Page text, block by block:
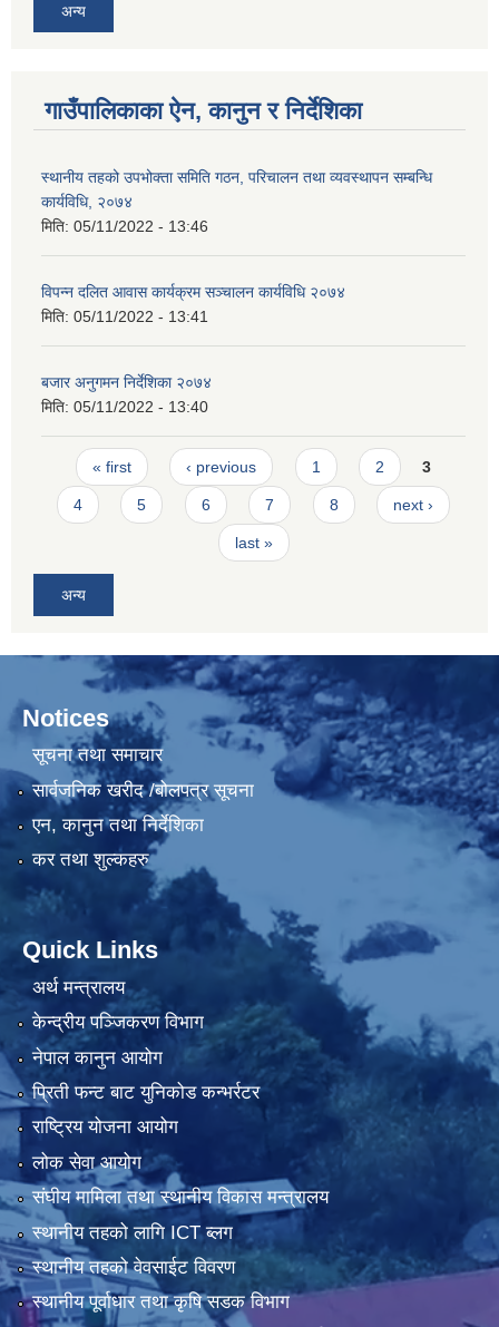
अन्य
गाउँपालिकाका ऐन, कानुन र निर्देशिका
स्थानीय तहको उपभोक्ता समिति गठन, परिचालन तथा व्यवस्थापन सम्बन्धि
कार्यविधि, २०७४
मिति: 05/11/2022 - 13:46
विपन्न दलित आवास कार्यक्रम सञ्चालन कार्यविधि २०७४
मिति: 05/11/2022 - 13:41
बजार अनुगमन निर्देशिका २०७४
मिति: 05/11/2022 - 13:40
Pages
« first ‹ previous 1 2 3
4 5 6 7 8 next ›
last »
अन्य
Notices
सूचना तथा समाचार
सार्वजनिक खरीद /बोलपत्र सूचना
एन, कानुन तथा निर्देशिका
कर तथा शुल्कहरु
Quick Links
अर्थ मन्त्रालय
केन्द्रीय पञ्जिकरण विभाग
नेपाल कानुन आयोग
प्रिती फन्ट बाट युनिकोड कन्भर्रटर
राष्ट्रिय योजना आयोग
लोक सेवा आयोग
संघीय मामिला तथा स्थानीय विकास मन्त्रालय
स्थानीय तहको लागि ICT ब्लग
स्थानीय तहको वेवसाईट विवरण
स्थानीय पूर्वाधार तथा कृषि सडक विभाग